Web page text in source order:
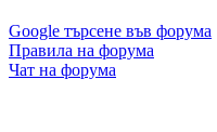
Google търсене във форума
Правила на форума
Чат на форума